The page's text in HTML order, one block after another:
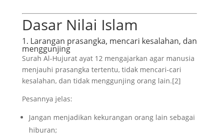
Dasar Nilai Islam
1. Larangan prasangka, mencari kesalahan, dan
menggunjing
Surah Al-Hujurat ayat 12 mengajarkan agar manusia
menjauhi prasangka tertentu, tidak mencari-cari
kesalahan, dan tidak menggunjing orang lain.[2]
Pesannya jelas:
Jangan menjadikan kekurangan orang lain sebagai
hiburan;